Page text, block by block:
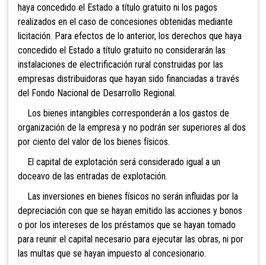
haya concedido el Estado a título gratuito ni los pagos
realizados en el caso de concesiones obtenidas mediante
licitación. Para efectos de lo anterior, los derechos que haya
concedido el Estado a título gratuito no considerarán las
instalaciones de electrificación rural construidas por las
empresas distribuidoras que hayan sido financiadas a través
del Fondo Nacional de Desarrollo Regional.
Los bienes intangibles corresponderán a los gastos de
organización de la empresa y no podrán ser superiores al dos
por ciento del valor de los bienes físicos.
El capital de explotación será considerado igual a un
doceavo de las entradas de explotación.
Las inversiones en bienes físicos no serán influidas por la
depreciación con que se hayan emitido las acciones y bonos
o por los intereses de los préstamos que se hayan tomado
para reunir el capital necesario para ejecutar las obras, ni por
las multas que se hayan impuesto al concesionario.